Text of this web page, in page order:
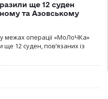
ще 12 суден
та Азовському
межах операції «МоЛоЧКа»
12 суден, пов’язаних із